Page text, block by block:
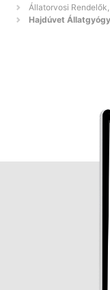
Állatorvosi
Hajdúvet